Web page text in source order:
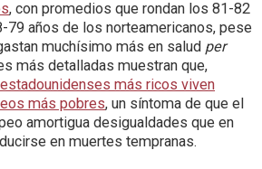
, con promedios que rondan los 81-82
79 años de los norteamericanos, pese
muchísimo más en salud per
más detalladas muestran que,
más ricos viven
más pobres, un síntoma de que el
amortigua desigualdades que en
en muertes tempranas.